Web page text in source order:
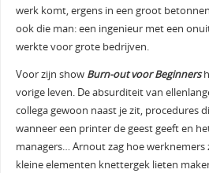
werk komt, ergens in een groot
ook die man: een ingenieur met een
werkte voor grote bedrijven.
Voor zijn show Burn-out voor Beginners
vorige leven. De absurditeit van
collega gewoon naast je zit, procedures
wanneer een printer de geest geeft en
managers… Arnout zag hoe werknemers
kleine elementen knettergek lieten